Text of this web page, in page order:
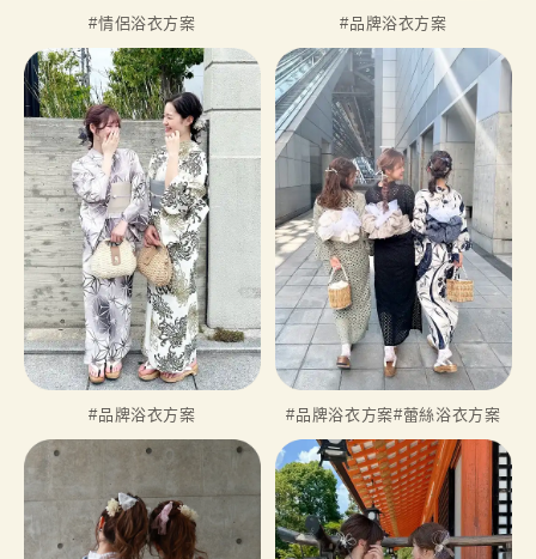
#情侶浴衣方案 #品牌浴衣方案
#品牌浴衣方案 #品牌浴衣方案#蕾絲浴衣方案